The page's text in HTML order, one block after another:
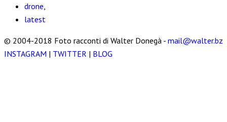
drone
latest
© 2004-2018 Foto racconti di Walter Donegà - mail@walter.bz
INSTAGRAM | TWITTER | BLOG